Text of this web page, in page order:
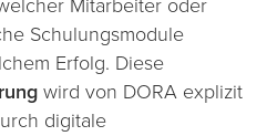
Mitarbeiter oder
Schulungsmodule
Erfolg. Diese
wird von DORA explizit
digitale